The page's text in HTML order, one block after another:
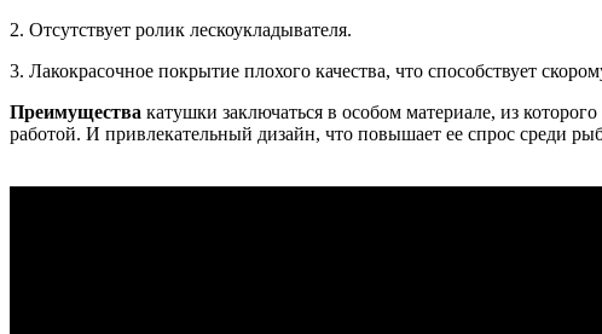
2. Отсутствует ролик лескоукладывателя.
3. Лакокрасочное покрытие плохого качества, что способствует
Преимущества катушки заключаться в особом материале, из
работой. И привлекательный дизайн, что повышает ее спрос среди